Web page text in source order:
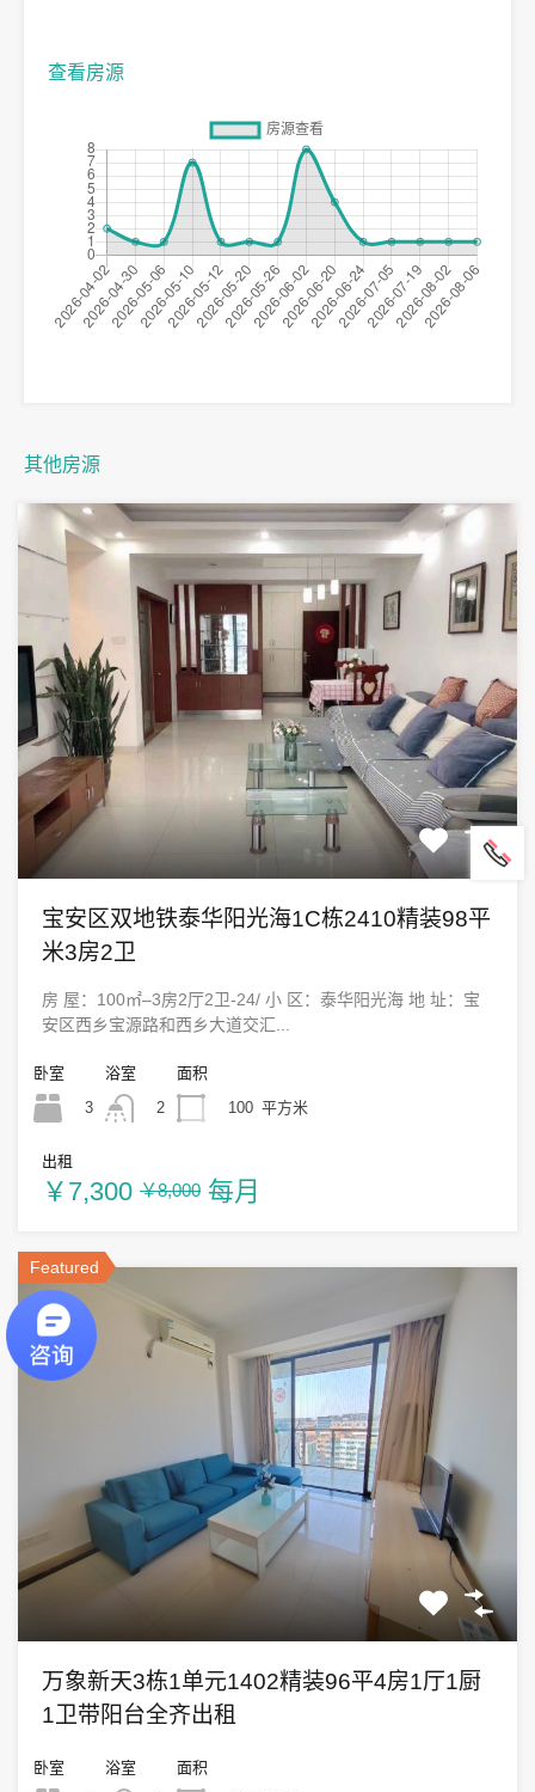
查看房源
其他房源
宝安区双地铁泰华阳光海1C栋2410精装98平
米3房2卫
房 屋：100㎡–3房2厅2卫-24/ 小 区：泰华阳光海 地 址：宝
安区西乡宝源路和西乡大道交汇...
卧室
3
浴室
2
面积
100 平方米
出租
￥7,300 ￥8,000 每月
Featured
万象新天3栋1单元1402精装96平4房1厅1厨
1卫带阳台全齐出租
卧室
浴室
面积